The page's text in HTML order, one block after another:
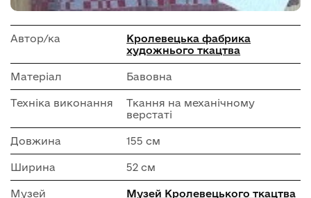
Автор/ка
Кролевецька фабрика
художнього ткацтва
Матеріал Бавовна
Техніка виконання
Ткання на механічному
верстаті
Довжина 155 см
Ширина 52 см
Музей
Музей Кролевецького ткацтва